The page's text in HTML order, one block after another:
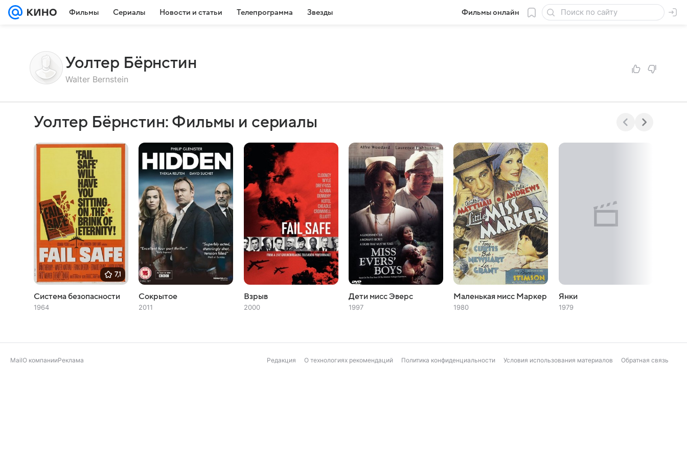
Фильмы Сериалы Новости и статьи Телепрограмма Звезды Фильмы онлайн
Уолтер Бёрнстин
Walter Bernstein
Уолтер Бёрнстин: Фильмы и сериалы
7,1
Система безопасности
1964
Сокрытое
2011
Взрыв
2000
Дети мисс Эверс
1997
Маленькая мисс Маркер
1980
Янки
1979
MailО компанииРеклама Редакция О технологиях рекомендаций Политика конфиденциальности Условия использования материалов Обратная связь